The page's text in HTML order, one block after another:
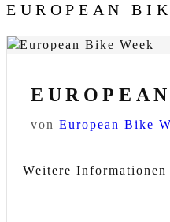
EUROPEAN
von European Bike
Weitere Informationen